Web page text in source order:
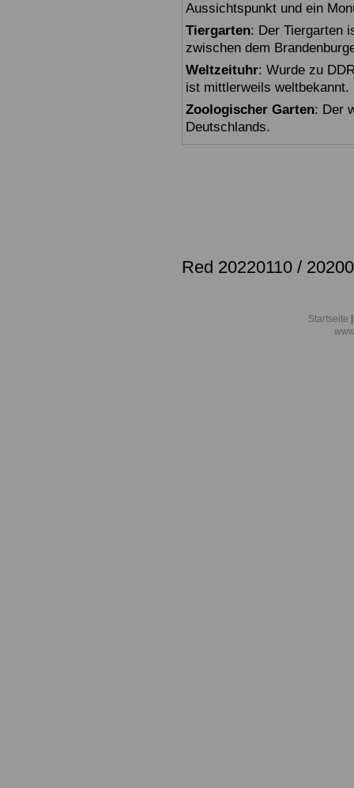
Aussichtspunkt und ein
Tiergarten: Der Tiergarten
zwischen dem
Weltzeituhr: Wurde zu
ist mittlerweils weltbekannt.
Zoologischer Garten: Der
Deutschlands.
Red 20220110 /
Startseite